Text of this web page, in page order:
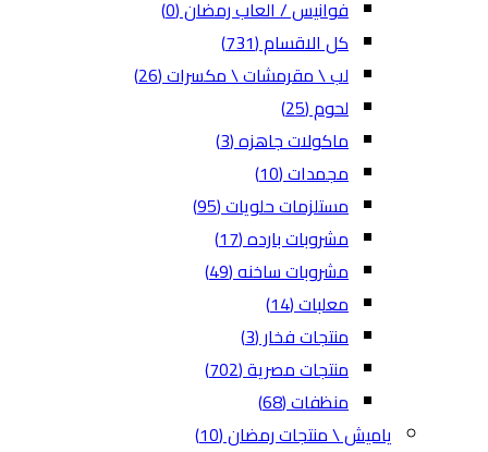
فوانيس / العاب رمضان(0)
كل الاقسام(731)
لب \ مقرمشات \ مكسرات(26)
لحوم(25)
ماكولات جاهزه(3)
مجمدات(10)
مستلزمات حلويات(95)
مشروبات بارده(17)
مشروبات ساخنه(49)
معلبات(14)
منتجات فخار(3)
منتجات مصرية(702)
منظفات(68)
ياميش \ منتجات رمضان(10)